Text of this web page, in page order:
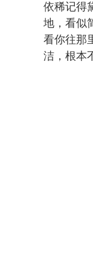
依稀记得
地，看似
看你往那
洁，根本